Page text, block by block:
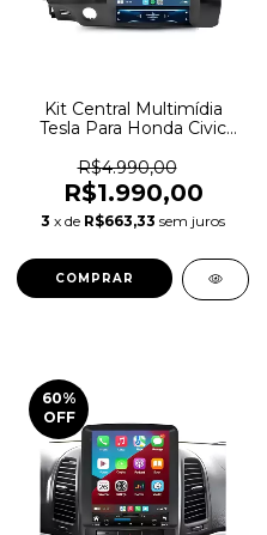
Kit Central Multimídia
Tesla Para Honda Civic
R$4.990,00
R$1.990,00
3 x de R$663,33 sem juros
60%
OFF